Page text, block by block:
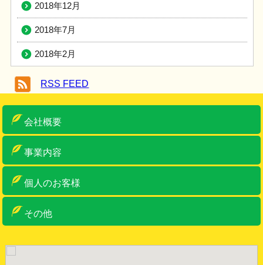
2018年12月
2018年7月
2018年2月
RSS FEED
会社概要
ご挨拶
概要
アクセス
車両・設備紹介
許可一覧
事業内容
産業廃棄物収集運搬
産業廃棄物中間処理・リサイクル
ゼロ・エミッションへの取り組み
特別管理産業廃棄物収集運搬
事務系一般産廃物
古物商・金属くず類回収業
リサイクルボックス
個人のお客様
個人のお客様
リサイクルボックス
その他